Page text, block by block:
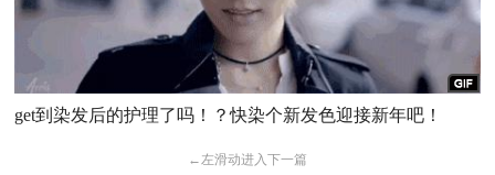
get到染发后的护理了吗！？快染个新发色迎接新年吧！
← 左滑动进入下一篇